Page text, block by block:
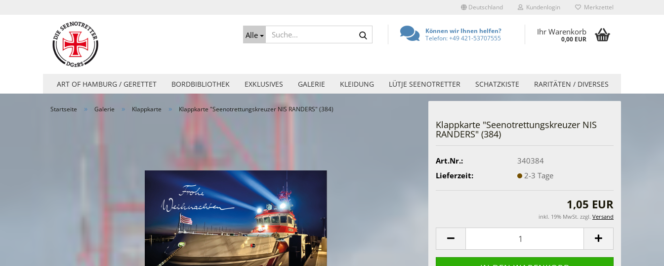
Deutschland Kundenlogin Merkzettel
Alle
Können wir Ihnen helfen?
Telefon: +49 421-53707555
Ihr Warenkorb
0,00 EUR
ART OF HAMBURG / GERETTET BORDBIBLIOTHEK EXKLUSIVES GALERIE KLEIDUNG LÜTJE SEENOTRETTER SCHATZKISTE RARITÄTEN / DIVERSES
Startseite » Galerie » Klappkarte » Klappkarte "Seenotrettungskreuzer NIS RANDERS" (384)
Klappkarte "Seenotrettungskreuzer NIS
RANDERS" (384)
Art.Nr.:
340384
Lieferzeit:
2-3 Tage
1,05 EUR
inkl. 19% MwSt. zzgl. Versand